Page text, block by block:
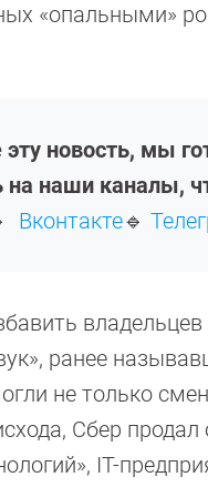
«опальными»
новость, мы
наши каналы,
Вконтакте🔹
ранее
не только
Сбер продал
IT-